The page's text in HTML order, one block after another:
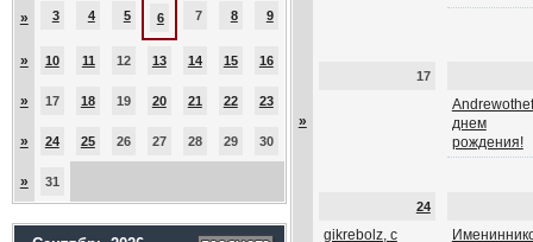
» 3 4 5 6 7 8 9
» 10 11 12 13 14 15 16
» 17 18 19 20 21 22 23
» 24 25 26 27 28 29 30
» 31
»
17
днем
рождения!
24
gikrebolz, с